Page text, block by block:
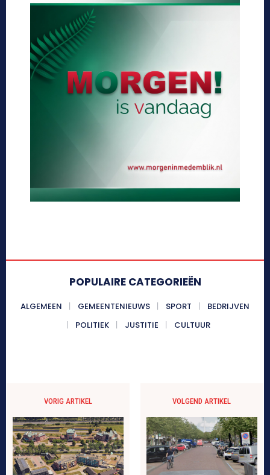
POPULAIRE CATEGORIEËN
ALGEMEEN GEMEENTENIEUWS SPORT
BEDRIJVEN
POLITIEK
JUSTITIE CULTUUR
VORIG ARTIKEL VOLGEND ARTIKEL